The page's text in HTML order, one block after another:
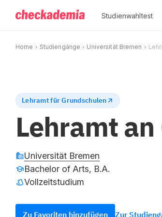
Studienwahltest
Home Studiengänge Universität Bremen
Lehramt für Grundschulen
Lehramt
Universität Bremen
Bachelor of Arts, B.A.
Vollzeitstudium
Zu Favoriten hinzufügen Zur